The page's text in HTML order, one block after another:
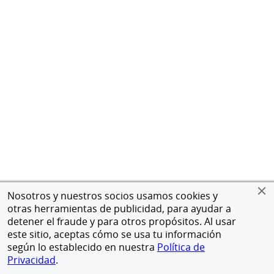
Nosotros y nuestros socios usamos cookies y
otras herramientas de publicidad, para ayudar a
detener el fraude y para otros propósitos. Al usar
este sitio, aceptas cómo se usa tu información
según lo establecido en nuestra Política de
Privacidad.